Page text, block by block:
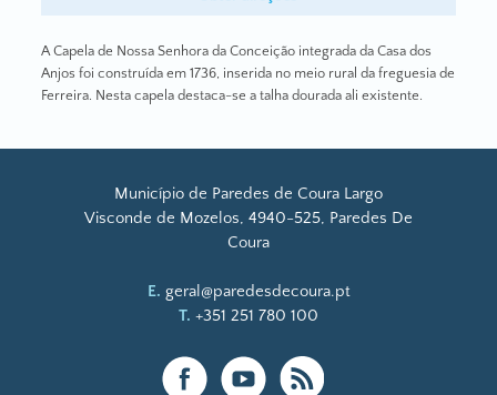
A Capela de Nossa Senhora da Conceição integrada da Casa dos
Anjos foi construída em 1736, inserida no meio rural da freguesia de
Ferreira. Nesta capela destaca-se a talha dourada ali existente.
Município de Paredes de Coura Largo
Visconde de Mozelos, 4940-525, Paredes De
Coura
E. geral@paredesdecoura.pt
T. +351 251 780 100